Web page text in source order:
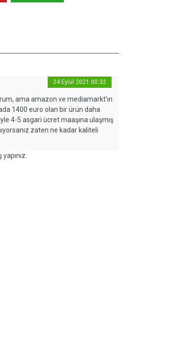
24 Eylül 2021 00:32
ama amazon ve mediamarkt'ın
1400 euro olan bir ürün daha
4-5 asgari ücret maaşına ulaşmış
zaten ne kadar kaliteli